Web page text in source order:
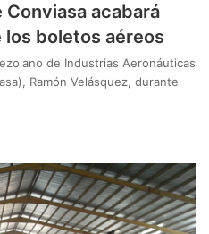
acabará
boletos aéreos
de Industrias Aeronáuticas
Ramón Velásquez, durante